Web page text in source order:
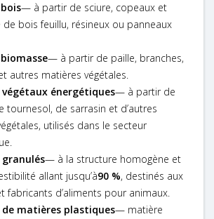
— à partir de sciure, copeaux et
de bois feuillu, résineux ou panneaux
— à partir de paille, branches,
autres matières végétales.
végétaux énergétiques— à partir de
tournesol, de sarrasin et d’autres
utilisés dans le secteur
— à la structure homogène et
allant jusqu’à90 %, destinés aux
fabricants d’aliments pour animaux.
de matières plastiques— matière